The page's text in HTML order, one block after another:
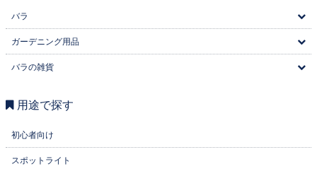
バラ
ガーデニング用品
バラの雑貨
用途で探す
初心者向け
スポットライト